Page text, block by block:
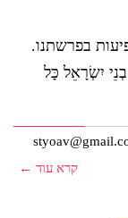
בפרשתנו.
יִשְׂרָאֵל כָּל
קרא עוד ←